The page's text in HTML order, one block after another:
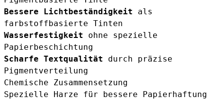
Bessere Lichtbeständigkeit als
farbstoffbasierte Tinten
Wasserfestigkeit ohne spezielle
Papierbeschichtung
Scharfe Textqualität durch präzise
Pigmentverteilung
Chemische Zusammensetzung
Spezielle Harze für bessere Papierhaftung